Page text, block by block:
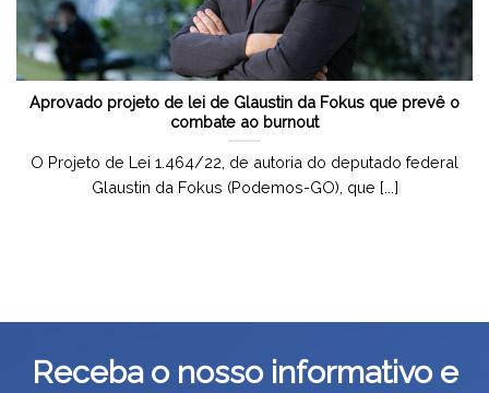
Aprovado projeto de lei de Glaustin da Fokus que prevê o
combate ao burnout
O Projeto de Lei 1.464/22, de autoria do deputado federal
Glaustin da Fokus (Podemos-GO), que [...]
Receba o nosso informativo e